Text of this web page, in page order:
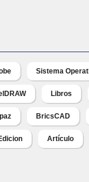
Sistema
Libros
BricsCAD
Artículo